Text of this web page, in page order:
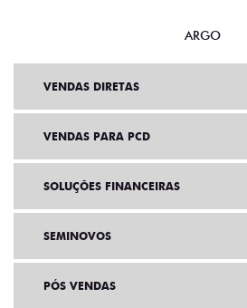
ARGO
VENDAS DIRETAS
VENDAS PARA PCD
SOLUÇÕES FINANCEIRAS
SEMINOVOS
PÓS VENDAS